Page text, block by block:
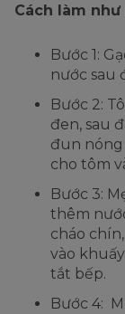
Cách làm như
Bước 1:
nước sau
Bước 2:
đen, sau
đun nóng
cho tôm
Bước 3:
thêm
cháo
vào
tắt bếp.
Bước 4: